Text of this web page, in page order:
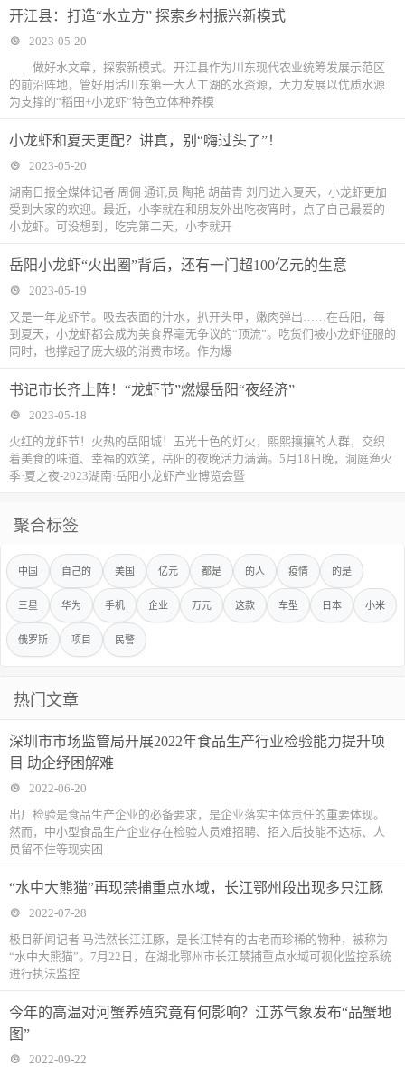
开江县：打造“水立方” 探索乡村振兴新模式
2023-05-20
做好水文章，探索新模式。开江县作为川东现代农业统筹发展示范区
的前沿阵地，管好用活川东第一大人工湖的水资源，大力发展以优质水源
为支撑的“稻田+小龙虾”特色立体种养模
小龙虾和夏天更配？讲真，别“嗨过头了”！
2023-05-20
湖南日报全媒体记者 周倜 通讯员 陶艳 胡苗青 刘丹进入夏天，小龙虾更加
受到大家的欢迎。最近，小李就在和朋友外出吃夜宵时，点了自己最爱的
小龙虾。可没想到，吃完第二天，小李就开
岳阳小龙虾“火出圈”背后，还有一门超100亿元的生意
2023-05-19
又是一年龙虾节。吸去表面的汁水，扒开头甲，嫩肉弹出……在岳阳，每
到夏天，小龙虾都会成为美食界毫无争议的“顶流”。吃货们被小龙虾征服的
同时，也撑起了庞大级的消费市场。作为爆
书记市长齐上阵！“龙虾节”燃爆岳阳“夜经济”
2023-05-18
火红的龙虾节！火热的岳阳城！五光十色的灯火，熙熙攘攘的人群，交织
着美食的味道、幸福的欢笑，岳阳的夜晚活力满满。5月18日晚，洞庭渔火
季·夏之夜-2023湖南·岳阳小龙虾产业博览会暨
聚合标签
中国 自己的 美国 亿元 都是 的人 疫情 的是
三星 华为 手机 企业 万元 这款 车型 日本 小米
俄罗斯 项目 民警
热门文章
深圳市市场监管局开展2022年食品生产行业检验能力提升项
目 助企纾困解难
2022-06-20
出厂检验是食品生产企业的必备要求，是企业落实主体责任的重要体现。
然而，中小型食品生产企业存在检验人员难招聘、招入后技能不达标、人
员留不住等现实困
“水中大熊猫”再现禁捕重点水域，长江鄂州段出现多只江豚
2022-07-28
极目新闻记者 马浩然长江江豚，是长江特有的古老而珍稀的物种，被称为
“水中大熊猫”。7月22日，在湖北鄂州市长江禁捕重点水域可视化监控系统
进行执法监控
今年的高温对河蟹养殖究竟有何影响？江苏气象发布“品蟹地
图”
2022-09-22